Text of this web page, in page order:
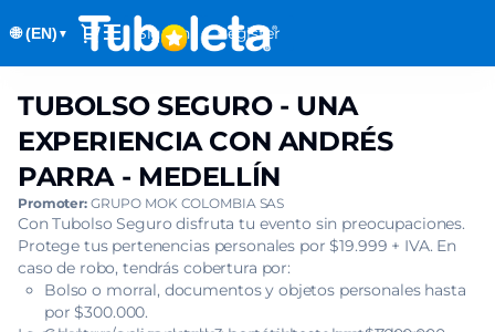
🌐 (EN) ▼ Dialog
Sign in Register
selection
UNA
CON
ANDRÉS
PARRA
MEDELLÍN]
TUBOLSO
-
UNA
EXPERIENCIA
CON
ANDRÉS
PARRA
MEDELLÍN
TUBOLSO SEGURO - UNA
EXPERIENCIA CON ANDRÉS
PARRA - MEDELLÍN
Promoter: GRUPO MOK COLOMBIA SAS
Con Tubolso Seguro disfruta tu evento sin preocupaciones.
Protege tus pertenencias personales por $19.999 + IVA. En
caso de robo, tendrás cobertura por:
Bolso o morral, documentos y objetos personales hasta
por $300.000.